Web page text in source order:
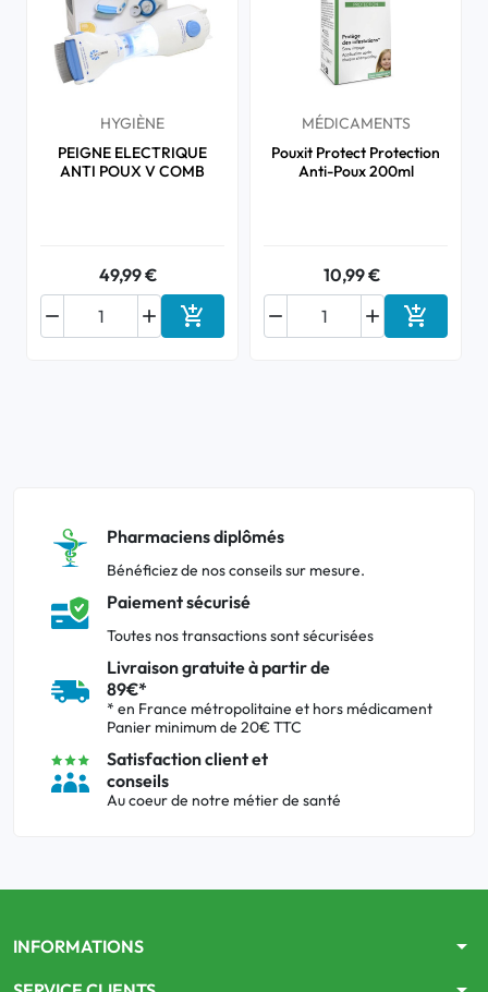
HYGIÈNE
PEIGNE ELECTRIQUE
ANTI POUX V COMB
49,99 €

 Ajouter au panier
MÉDICAMENTS
Pouxit Protect Protection
Anti-Poux 200ml
10,99 €

 Ajouter
Pharmaciens diplômés
Bénéficiez de nos conseils sur mesure.
Paiement sécurisé
Toutes nos transactions sont sécurisées
Livraison gratuite à partir de
89€*
* en France métropolitaine et hors médicament
Panier minimum de 20€ TTC
Satisfaction client et
conseils
Au coeur de notre métier de santé
INFORMATIONS arrow_drop_down